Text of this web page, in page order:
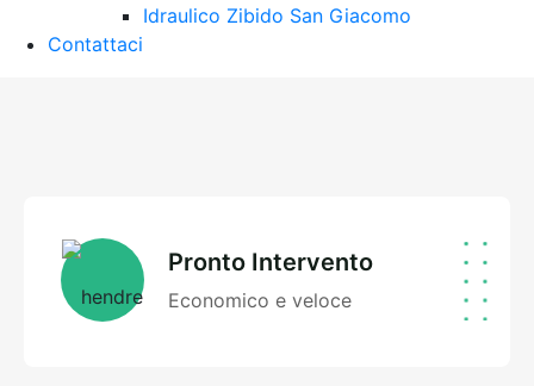
Idraulico Zibido San Giacomo
Contattaci
Pronto Intervento
Economico e veloce